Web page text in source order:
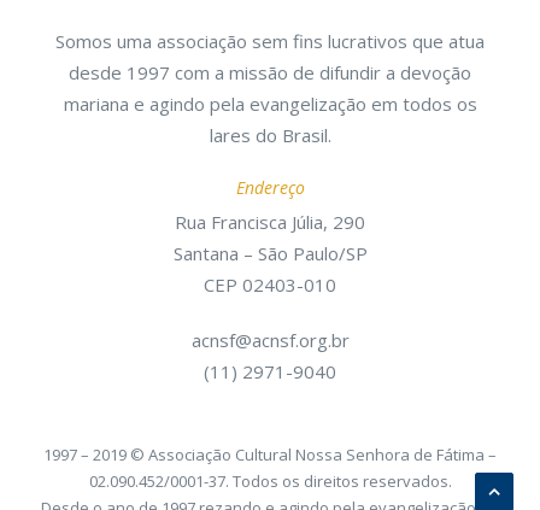
Somos uma associação sem fins lucrativos que atua
desde 1997 com a missão de difundir a devoção
mariana e agindo pela evangelização em todos os
lares do Brasil.
Endereço
Rua Francisca Júlia, 290
Santana – São Paulo/SP
CEP 02403-010
acnsf@acnsf.org.br
(11) 2971-9040
1997 – 2019 © Associação Cultural Nossa Senhora de Fátima –
02.090.452/0001-37. Todos os direitos reservados.